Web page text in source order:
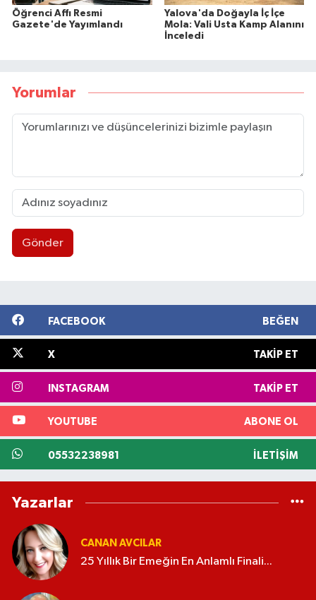
Öğrenci Affı Resmi
Gazete'de Yayımlandı
Yalova'da Doğayla İç İçe
Mola: Vali Usta Kamp Alanını
İnceledi
Yorumlar
Gönder
FACEBOOK BEĞEN
X TAKIP ET
INSTAGRAM TAKIP ET
YOUTUBE ABONE OL
05532238981 İLETIŞIM
Yazarlar
CANAN AVCILAR
25 Yıllık Bir Emeğin En Anlamlı Finali...